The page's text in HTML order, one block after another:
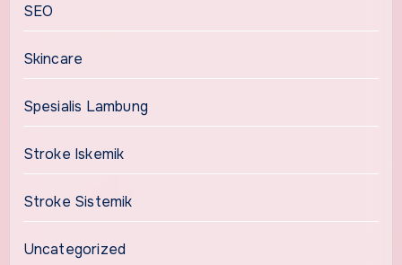
SEO
Skincare
Spesialis Lambung
Stroke Iskemik
Stroke Sistemik
Uncategorized